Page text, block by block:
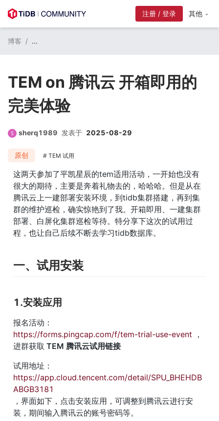
注册 / 登录 其他
博客 / ...
TEM on 腾讯云 开箱即用的
完美体验
sherq1989 发表于 2025-08-29
原创 TEM 试用
这两天参加了平凯星辰的tem适用活动，一开始也没有
很大的期待，主要是奔着礼物去的，哈哈哈。但是从在
腾讯云上一建部署安装环境，到tidb集群搭建，再到集
群的维护巡检，确实惊艳到了我。开箱即用、一建集群
部署、白屏化集群巡检等待。特分享下这次的试用过
程，也让自己后续不断去学习tidb数据库。
一、试用安装
1.安装应用
报名活动：
https://forms.pingcap.com/f/tem-trial-use-event ，
进群获取 TEM 腾讯云试用链接
试用地址：
https://app.cloud.tencent.com/detail/SPU_BHEHDB
ABGB3181
，界面如下，点击安装应用，可调整到腾讯云进行安
装，期间输入腾讯云的账号密码等。